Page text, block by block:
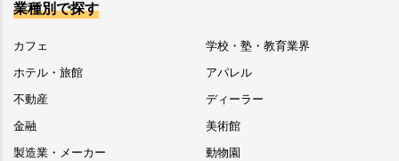
業種別で探す
カフェ
ホテル・旅館
不動産
金融
製造業・メーカー
学校・塾・教育業界
アパレル
ディーラー
美術館
動物園